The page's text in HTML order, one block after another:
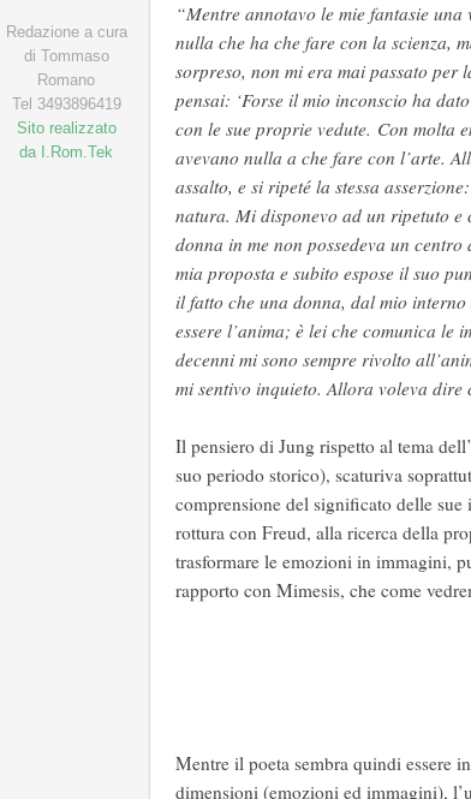
“Mentre annotavo le mie fantasie una
nulla che ha che fare con la scienza,
sorpreso, non mi era mai passato per
pensai: ‘Forse il mio inconscio ha
con le sue proprie vedute. Con molta
avevano nulla a che fare con l’arte.
assalto, e si ripeté la stessa
natura. Mi disponevo ad un ripetuto e
donna in me non possedeva un
mia proposta e subito espose il suo
il fatto che una donna, dal mio
essere l’anima; è lei che comunica le
decenni mi sono sempre rivolto
mi sentivo inquieto. Allora voleva dire
Il pensiero di Jung rispetto al tema
suo periodo storico), scaturiva
comprensione del significato delle
rottura con Freud, alla ricerca della
trasformare le emozioni in immagini,
rapporto con Mimesis, che come
Mentre il poeta sembra quindi essere
dimensioni (emozioni ed immagini),
Redazione a cura
di Tommaso
Romano
Tel 3493896419
Sito realizzato
da I.Rom.Tek